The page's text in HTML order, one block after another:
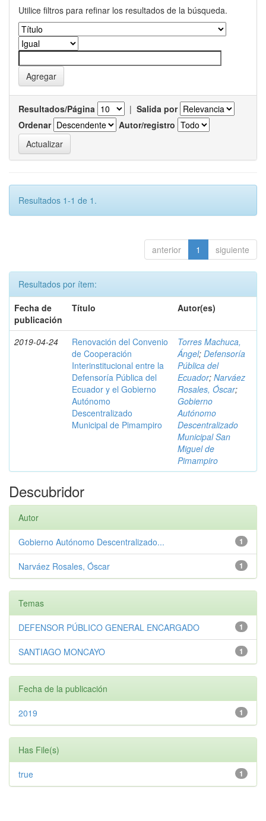
Utilice filtros para refinar los resultados de la búsqueda.
Resultados/Página | Salida por
Ordenar
Autor/registro
Resultados 1-1 de 1.
anterior 1 siguiente
Resultados por ítem:
Fecha de
publicación
Título Autor(es)
2019-04-24
Renovación del Convenio
de Cooperación
Interinstitucional entre la
Defensoría Pública del
Ecuador y el Gobierno
Autónomo
Descentralizado
Municipal de Pimampiro
Torres Machuca,
Ángel; Defensoría
Pública del
Ecuador; Narváez
Rosales, Óscar;
Gobierno
Autónomo
Descentralizado
Municipal San
Miguel de
Pimampiro
Descubridor
Autor
1
Gobierno Autónomo Descentralizado...
1
Narváez Rosales, Óscar
Temas
1
DEFENSOR PÚBLICO GENERAL ENCARGADO
1
SANTIAGO MONCAYO
Fecha de la publicación
1
2019
Has File(s)
1
true